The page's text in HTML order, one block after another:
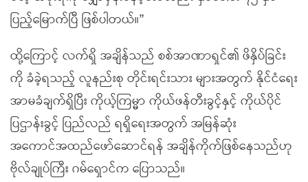
ပြည့်မြောက်ပြီ ဖြစ်ပါတယ်။”
ထို့ကြောင့် လက်ရှိ အချိန်သည် စစ်အာဏာရှင်၏ ဖိနှိပ်ခြင်း
ကို ခံခဲ့ရသည့် လူနည်းစု တိုင်းရင်းသား များအတွက် နိုင်ငံရေး
အာမခံချက်ရှိပြီး ကိုယ့်ကြမ္မာ ကိုယ်ဖန်တီးခွင့်နှင့် ကိုယ်ပိုင်
ပြဌာန်းခွင့် ပြည်လည် ရရှိရေးအတွက် အမြန်ဆုံး
အကောင်အထည်ဖော်ဆောင်ရန် အချိန်ကိုက်ဖြစ်နေသည်ဟု
ဗိုလ်ချုပ်ကြီး ဂမ်ရှောင်က ပြောသည်။